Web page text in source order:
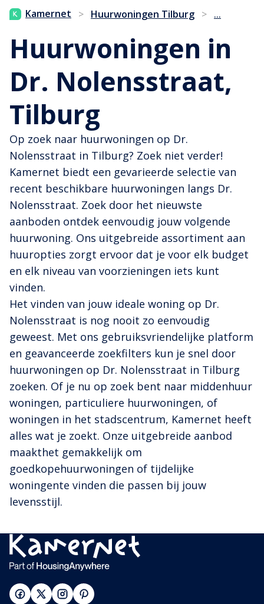
Kamernet > Huurwoningen Tilburg > ...
Huurwoningen in
Dr. Nolensstraat,
Tilburg
Op zoek naar huurwoningen op Dr.
Nolensstraat in Tilburg? Zoek niet verder!
Kamernet biedt een gevarieerde selectie van
recent beschikbare huurwoningen langs Dr.
Nolensstraat. Zoek door het nieuwste
aanboden ontdek eenvoudig jouw volgende
huurwoning. Ons uitgebreide assortiment aan
huuropties zorgt ervoor dat je voor elk budget
en elk niveau van voorzieningen iets kunt
vinden.
Het vinden van jouw ideale woning op Dr.
Nolensstraat is nog nooit zo eenvoudig
geweest. Met ons gebruiksvriendelijke platform
en geavanceerde zoekfilters kun je snel door
huurwoningen op Dr. Nolensstraat in Tilburg
zoeken. Of je nu op zoek bent naar middenhuur
woningen, particuliere huurwoningen, of
woningen in het stadscentrum, Kamernet heeft
alles wat je zoekt. Onze uitgebreide aanbod
maakthet gemakkelijk om
goedkopehuurwoningen of tijdelijke
woningente vinden die passen bij jouw
levensstijl.